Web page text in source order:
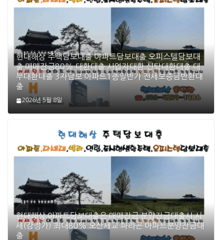
현대해상 주택담보대출 아파트담보대출 오피스텔담보대
출 매매잔금80% 대환대출 사업자대환 신탁대환대출 대
부대환대출 3자담보 아파트1층일반가 전세보증금반환대
출
2026년 5월 8일
현대해상 아파트담보대출은 매매잔금 분양잔금대출시 시
세(감정가) 최대80% 오산세교 파라곤 아파트분양잔금대
출